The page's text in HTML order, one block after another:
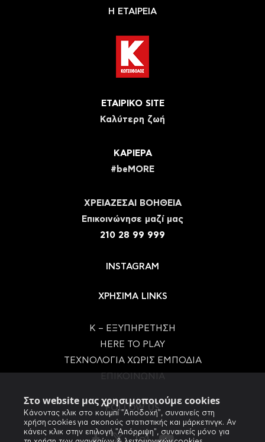
Στο website μας χρησιμοποιούμε cookies
Κάνοντας κλικ στο κουμπί "Αποδοχή", συναινείς στη
χρήση cookies για σκοπούς στατιστικής και μάρκετινγκ. Αν
κάνεις κλικ στην επιλογή "Απόρριψη", συναινείς μόνο για
Η ΕΤΑΙΡΕΙΑ
ΕΤΑΙΡΙΚΟ SITE
Καλύτερη ζωή
ΚΑΡΙΕΡΑ
#beMORE
ΧΡΕΙΑΖΕΣΑΙ ΒΟΗΘΕΙΑ
Eπικοινώνησε μαζί μας
210 28 99 999
INSTAGRAM
ΧΡΗΣΙΜΑ LINKS
Κ – ΕΞΥΠΗΡΕΤΗΣΗ
HERE TO PLAY
ΤΕΧΝΟΛΟΓΙΑ ΧΩΡΙΣ ΕΜΠΟΔΙΑ
FOLLOW US